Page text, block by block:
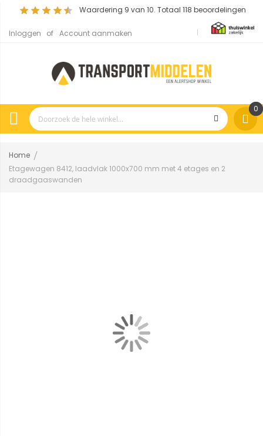
Waardering 9 van 10. Totaal 118 beoordelingen
Inloggen Account aanmaken
0
Home
Etagewagen 8412, laadvlak 1000x700 mm met 4 etages en 2
draadgaaswanden